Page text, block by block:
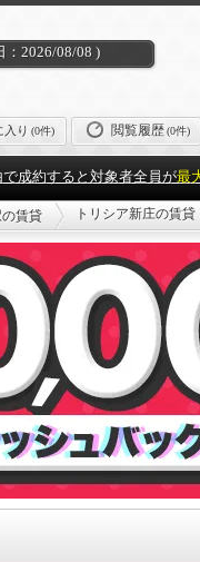
：2026/08/08 )
入り (0件) 閲覧履歴(0件)
成約すると対象者全員が最
賃貸 トリシア新庄の賃貸